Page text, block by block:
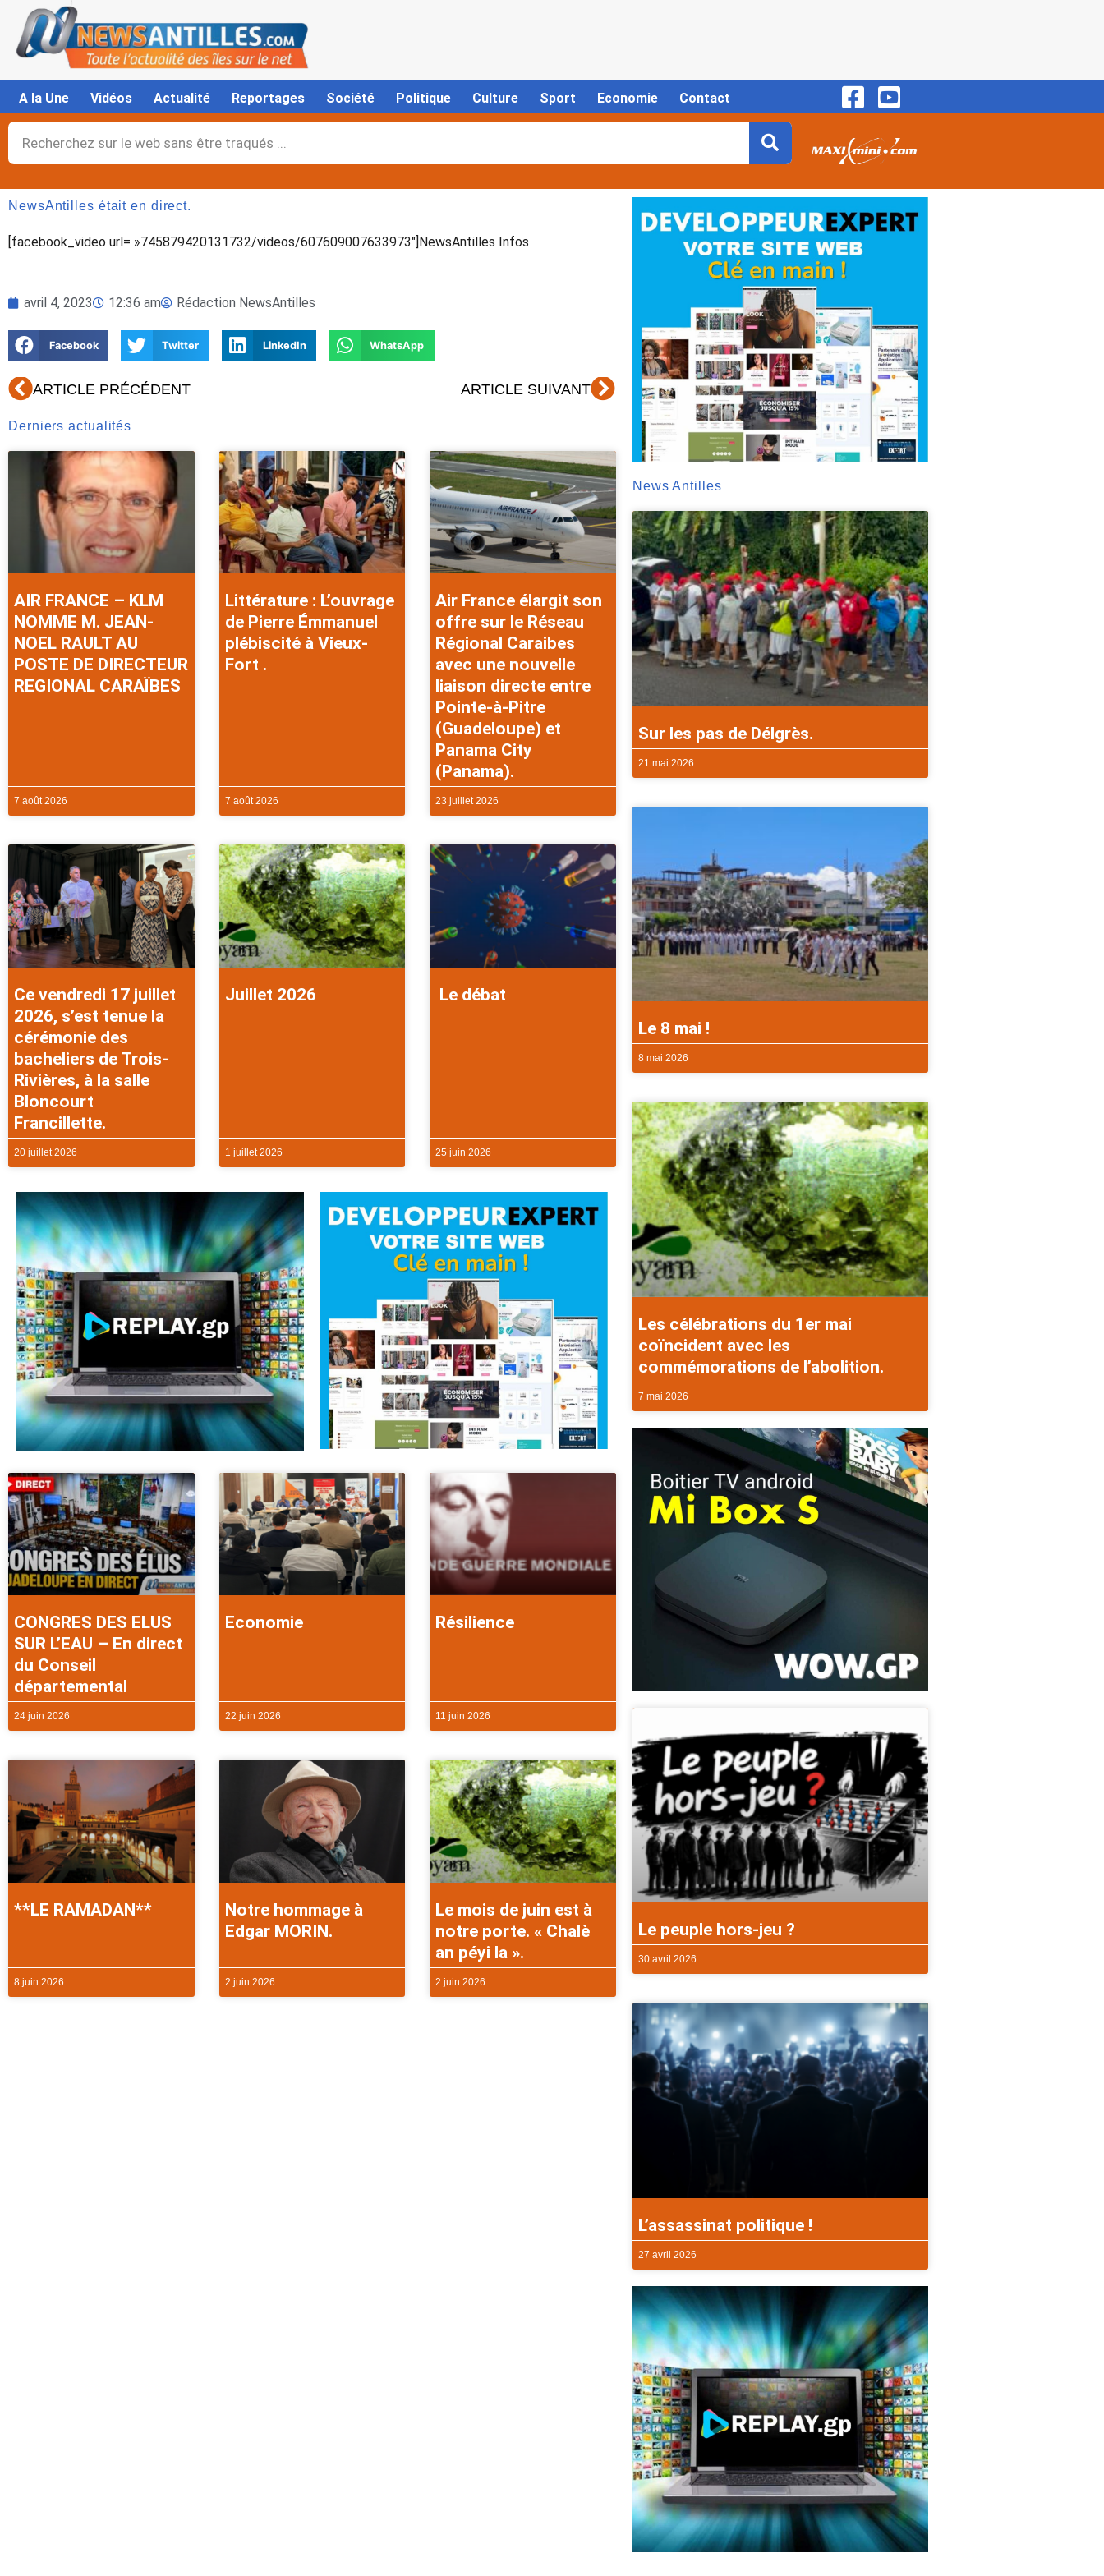
contenu
A la Une Vidéos Actualité Reportages Société Politique Culture Sport Economie Contact
Rechercher
NewsAntilles était en direct.
[facebook_video url= »745879420131732/videos/607609007633973″]NewsAntilles Infos
avril 4, 2023 12:36 am Rédaction NewsAntilles
Facebook Twitter LinkedIn WhatsApp
Précédent
ARTICLE PRÉCÉDENT ARTICLE SUIVANTSuivant
Derniers actualités
AIR FRANCE – KLM
NOMME M. JEAN-
NOEL RAULT AU
POSTE DE DIRECTEUR
REGIONAL CARAÏBES
7 août 2026
Littérature : L’ouvrage
de Pierre Émmanuel
plébiscité à Vieux-
Fort .
7 août 2026
Air France élargit son
offre sur le Réseau
Régional Caraibes
avec une nouvelle
liaison directe entre
Pointe-à-Pitre
(Guadeloupe) et
Panama City
(Panama).
23 juillet 2026
Ce vendredi 17 juillet
2026, s’est tenue la
cérémonie des
bacheliers de Trois-
Rivières, à la salle
Bloncourt
Francillette.
20 juillet 2026
Juillet 2026
1 juillet 2026
Le débat
25 juin 2026
CONGRES DES ELUS
SUR L’EAU – En direct
du Conseil
départemental
24 juin 2026
Economie
22 juin 2026
Résilience
11 juin 2026
**LE RAMADAN**
8 juin 2026
Notre hommage à
Edgar MORIN.
2 juin 2026
Le mois de juin est à
notre porte. « Chalè
an péyi la ».
2 juin 2026
News Antilles
Sur les pas de Délgrès.
21 mai 2026
Le 8 mai !
8 mai 2026
Les célébrations du 1er mai
coïncident avec les
commémorations de l’abolition.
7 mai 2026
Le peuple hors-jeu ?
30 avril 2026
L’assassinat politique !
27 avril 2026